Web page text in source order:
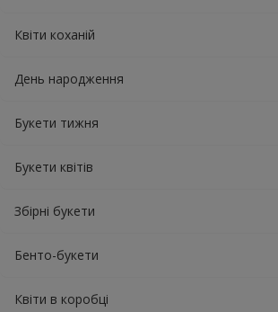
Квіти коханій
День народження
Букети тижня
Букети квітів
Збірні букети
Бенто-букети
Квіти в коробці